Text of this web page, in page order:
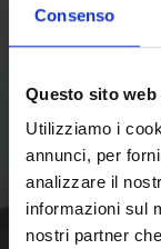
Consenso
Questo sito
Utilizziamo i
annunci, per
analizzare il
informazioni sul
nostri partner